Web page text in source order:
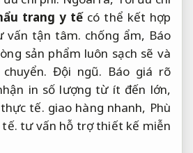
trang y tếcó thể kết hợp
vấn tận tâm. chống ẩm, Báo
sản phẩm luôn sạch sẽ và
Đội ngũ. Báo giá rõ
in số lượng từ ít đến lớn,
tế. giao hàng nhanh, Phù
tế. tư vấn hỗ trợ thiết kế miễn